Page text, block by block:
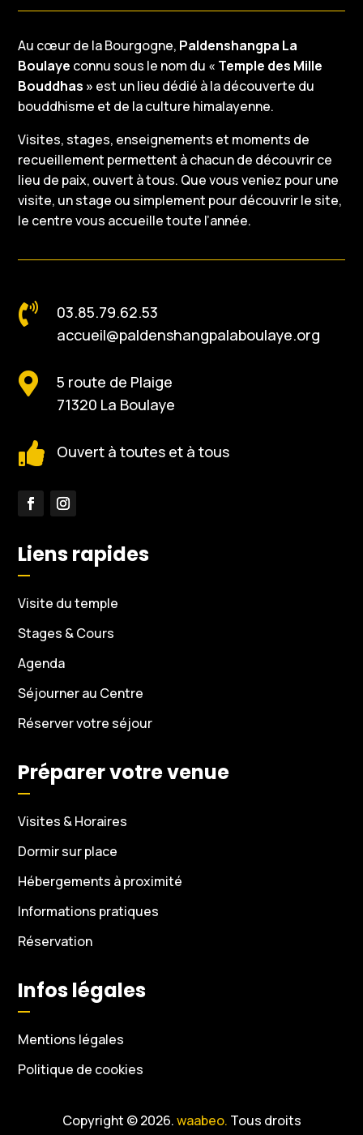
Au cœur de la Bourgogne, Paldenshangpa La
Boulaye connu sous le nom du « Temple des Mille
Bouddhas » est un lieu dédié à la découverte du
bouddhisme et de la culture himalayenne.
Visites, stages, enseignements et moments de
recueillement permettent à chacun de découvrir ce
lieu de paix, ouvert à tous. Que vous veniez pour une
visite, un stage ou simplement pour découvrir le site,
le centre vous accueille toute l’année.

03.85.79.62.53
accueil@paldenshangpalaboulaye.org

5 route de Plaige
71320 La Boulaye
 Ouvert à toutes et à tous
Liens rapides
Visite du temple
Stages & Cours
Agenda
Séjourner au Centre
Réserver votre séjour
Préparer votre venue
Visites & Horaires
Dormir sur place
Hébergements à proximité
Informations pratiques
Réservation
Infos légales
Mentions légales
Politique de cookies
Copyright © 2026.waabeo. Tous droits